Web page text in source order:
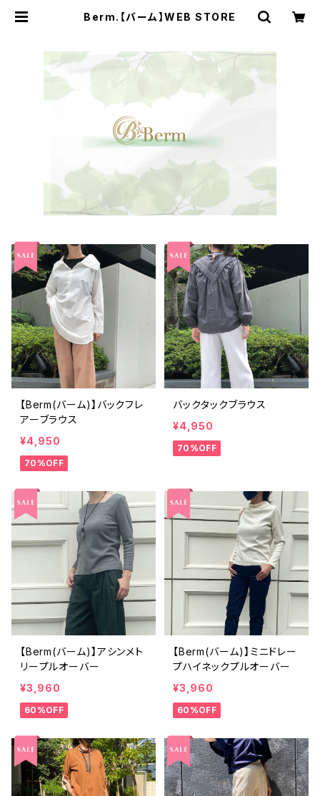
Berm.【バーム】WEB STORE
【Berm(バーム)】バックフレ
アーブラウス
¥4,950
70%OFF
バックタックブラウス
¥4,950
70%OFF
【Berm(バーム)】アシンメト
リープルオーバー
¥3,960
60%OFF
【Berm(バーム)】ミニドレー
プハイネックプルオーバー
¥3,960
60%OFF